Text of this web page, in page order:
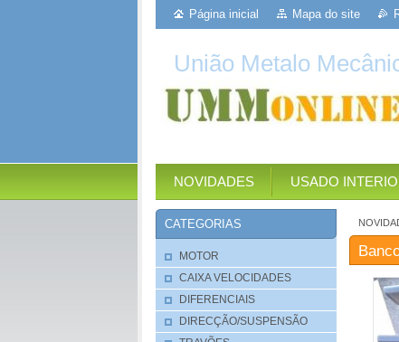
Página inicial Mapa do site
União Metalo
NOVIDADES USADO
CATEGORIAS
MOTOR
CAIXA VELOCIDADES
DIFERENCIAIS
DIRECÇÃO/SUSPENSÃO